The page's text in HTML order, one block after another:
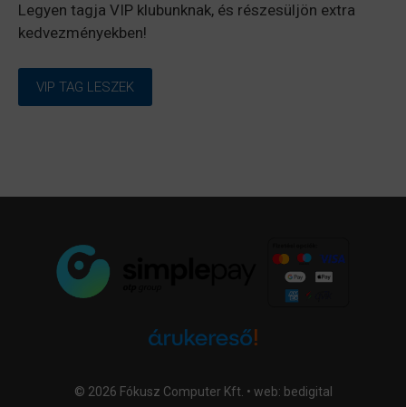
Legyen tagja VIP klubunknak, és részesüljön extra
kedvezményekben!
VIP TAG LESZEK
© 2026 Fókusz Computer Kft. • web: bedigital